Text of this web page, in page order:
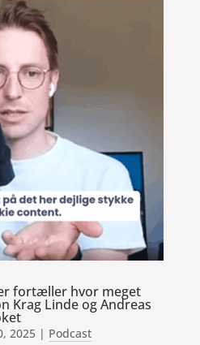
fortæller hvor meget
Krag Linde og Andreas
2025| Podcast